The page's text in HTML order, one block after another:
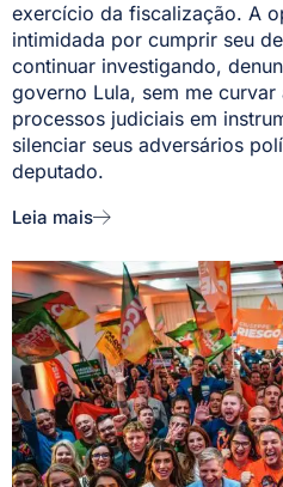
exercício da fiscalização. A
intimidada por cumprir seu
continuar investigando,
governo Lula, sem me
processos judiciais em
silenciar seus adversários
deputado.
Leia mais